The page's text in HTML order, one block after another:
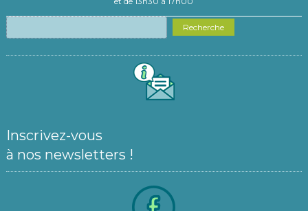
Recherche
Inscrivez-vous
à nos newsletters !